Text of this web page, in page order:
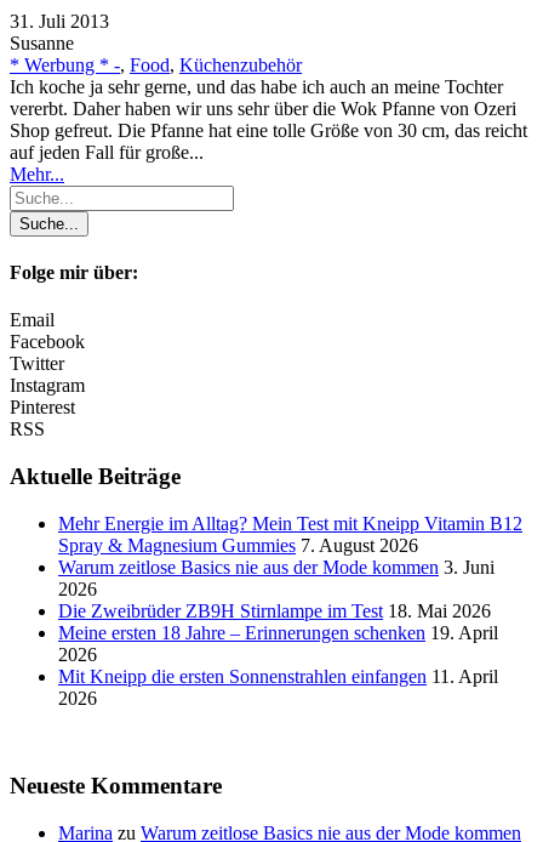
31. Juli 2013
Susanne
* Werbung * -, Food, Küchenzubehör
Ich koche ja sehr gerne, und das habe ich auch an meine Tochter
vererbt. Daher haben wir uns sehr über die Wok Pfanne von Ozeri
Shop gefreut. Die Pfanne hat eine tolle Größe von 30 cm, das reicht
auf jeden Fall für große...
Mehr...
Folge mir über:
Email
Facebook
Twitter
Instagram
Pinterest
RSS
Aktuelle Beiträge
Mehr Energie im Alltag? Mein Test mit Kneipp Vitamin B12
Spray & Magnesium Gummies 7. August 2026
Warum zeitlose Basics nie aus der Mode kommen 3. Juni
2026
Die Zweibrüder ZB9H Stirnlampe im Test 18. Mai 2026
Meine ersten 18 Jahre – Erinnerungen schenken 19. April
2026
Mit Kneipp die ersten Sonnenstrahlen einfangen 11. April
2026
Neueste Kommentare
Marina zu Warum zeitlose Basics nie aus der Mode kommen